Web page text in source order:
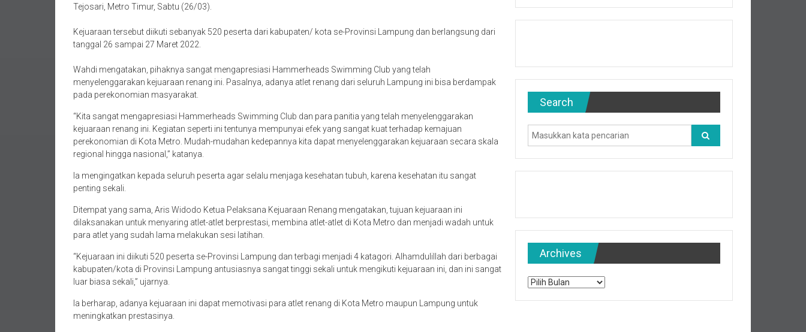
Tejosari, Metro Timur, Sabtu (26/03).
Kejuaraan tersebut diikuti sebanyak 520 peserta dari kabupaten/ kota se-Provinsi Lampung dan berlangsung dari
tanggal 26 sampai 27 Maret 2022.
Wahdi mengatakan, pihaknya sangat mengapresiasi Hammerheads Swimming Club yang telah
menyelenggarakan kejuaraan renang ini. Pasalnya, adanya atlet renang dari seluruh Lampung ini bisa berdampak
pada perekonomian masyarakat.
“Kita sangat mengapresiasi Hammerheads Swimming Club dan para panitia yang telah menyelenggarakan
kejuaraan renang ini. Kegiatan seperti ini tentunya mempunyai efek yang sangat kuat terhadap kemajuan
perekonomian di Kota Metro. Mudah-mudahan kedepannya kita dapat menyelenggarakan kejuaraan secara skala
regional hingga nasional,” katanya.
Ia mengingatkan kepada seluruh peserta agar selalu menjaga kesehatan tubuh, karena kesehatan itu sangat
penting sekali.
Ditempat yang sama, Aris Widodo Ketua Pelaksana Kejuaraan Renang mengatakan, tujuan kejuaraan ini
dilaksanakan untuk menyaring atlet-atlet berprestasi, membina atlet-atlet di Kota Metro dan menjadi wadah untuk
para atlet yang sudah lama melakukan sesi latihan.
“Kejuaraan ini diikuti 520 peserta se-Provinsi Lampung dan terbagi menjadi 4 katagori. Alhamdulillah dari berbagai
kabupaten/kota di Provinsi Lampung antusiasnya sangat tinggi sekali untuk mengikuti kejuaraan ini, dan ini sangat
luar biasa sekali,” ujarnya.
Ia berharap, adanya kejuaraan ini dapat memotivasi para atlet renang di Kota Metro maupun Lampung untuk
meningkatkan prestasinya.
Search
Archives
Archives